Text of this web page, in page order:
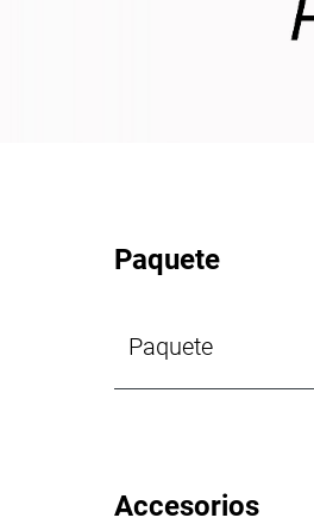
Paquete
Paquete
Accesorios